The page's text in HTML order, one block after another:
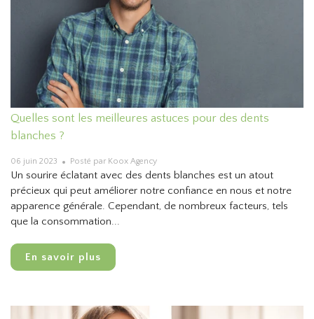
Quelles sont les meilleures astuces pour des dents
blanches ?
06 juin 2023 Posté par Koox Agency
Un sourire éclatant avec des dents blanches est un atout
précieux qui peut améliorer notre confiance en nous et notre
apparence générale. Cependant, de nombreux facteurs, tels
que la consommation...
En savoir plus